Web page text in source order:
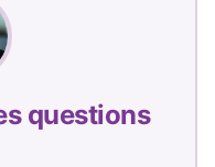
questions